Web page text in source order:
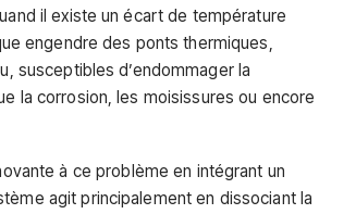
il existe un écart de température
engendre des ponts thermiques,
susceptibles d’endommager la
la corrosion, les moisissures ou encore
à ce problème en intégrant un
agit principalement en dissociant la